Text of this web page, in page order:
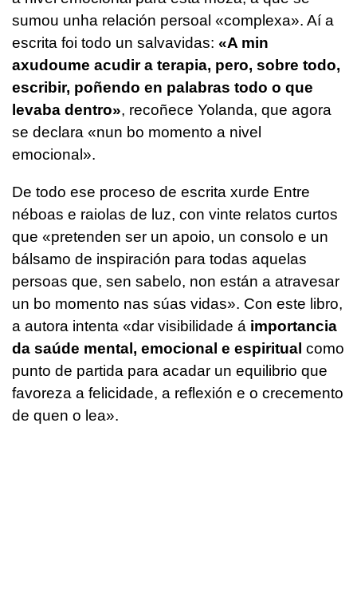
sumou unha relación persoal «complexa». Aí a
escrita foi todo un salvavidas: «A min
axudoume acudir a terapia, pero, sobre todo,
escribir, poñendo en palabras todo o que
levaba dentro», recoñece Yolanda, que agora
se declara «nun bo momento a nivel
emocional».
De todo ese proceso de escrita xurde Entre
néboas e raiolas de luz, con vinte relatos curtos
que «pretenden ser un apoio, un consolo e un
bálsamo de inspiración para todas aquelas
persoas que, sen sabelo, non están a atravesar
un bo momento nas súas vidas». Con este libro,
a autora intenta «dar visibilidade á importancia
da saúde mental, emocional e espiritual como
punto de partida para acadar un equilibrio que
favoreza a felicidade, a reflexión e o crecemento
de quen o lea».